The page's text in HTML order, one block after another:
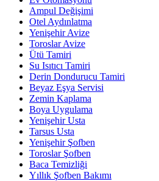
Ampul Değişimi
Otel Aydınlatma
Yenişehir Avize
Toroslar Avize
Ütü Tamiri
Su Isıtıcı Tamiri
Derin Dondurucu Tamiri
Beyaz Eşya Servisi
Zemin Kaplama
Boya Uygulama
Yenişehir Usta
Tarsus Usta
Yenişehir Şofben
Toroslar Şofben
Baca Temizliği
Yıllık Şofben Bakımı